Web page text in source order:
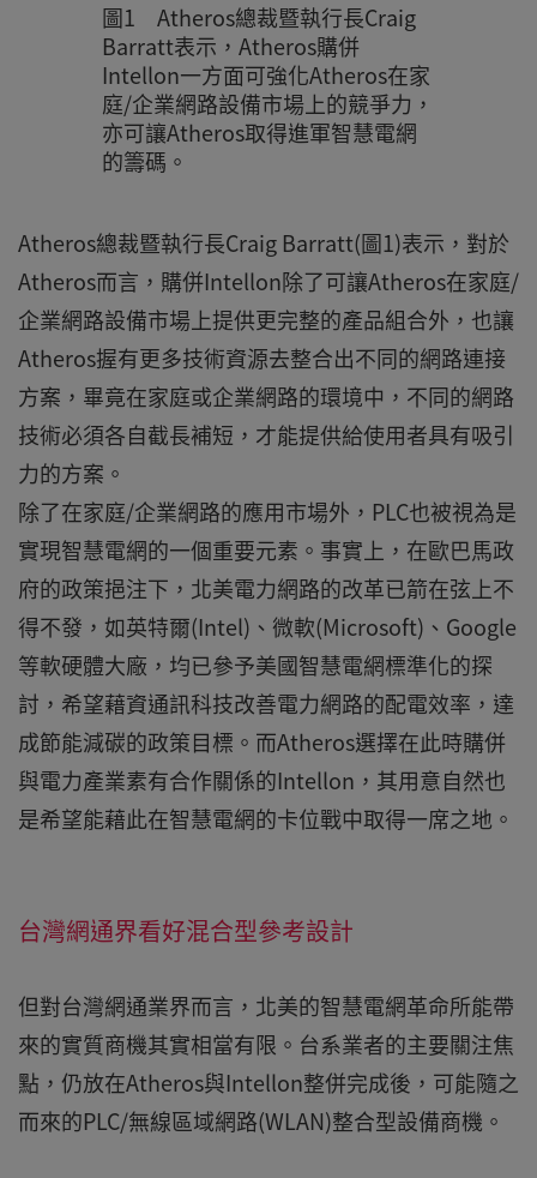
圖1 Atheros總裁暨執行長Craig
Barratt表示，Atheros購併
Intellon一方面可強化Atheros在家
庭/企業網路設備市場上的競爭力，
亦可讓Atheros取得進軍智慧電網
的籌碼。
Atheros總裁暨執行長Craig Barratt(圖1)表示，對於
Atheros而言，購併Intellon除了可讓Atheros在家庭/
企業網路設備市場上提供更完整的產品組合外，也讓
Atheros握有更多技術資源去整合出不同的網路連接
方案，畢竟在家庭或企業網路的環境中，不同的網路
技術必須各自截長補短，才能提供給使用者具有吸引
力的方案。
除了在家庭/企業網路的應用市場外，PLC也被視為是
實現智慧電網的一個重要元素。事實上，在歐巴馬政
府的政策挹注下，北美電力網路的改革已箭在弦上不
得不發，如英特爾(Intel)、微軟(Microsoft)、Google
等軟硬體大廠，均已參予美國智慧電網標準化的探
討，希望藉資通訊科技改善電力網路的配電效率，達
成節能減碳的政策目標。而Atheros選擇在此時購併
與電力產業素有合作關係的Intellon，其用意自然也
是希望能藉此在智慧電網的卡位戰中取得一席之地。
台灣網通界看好混合型參考設計
但對台灣網通業界而言，北美的智慧電網革命所能帶
來的實質商機其實相當有限。台系業者的主要關注焦
點，仍放在Atheros與Intellon整併完成後，可能隨之
而來的PLC/無線區域網路(WLAN)整合型設備商機。